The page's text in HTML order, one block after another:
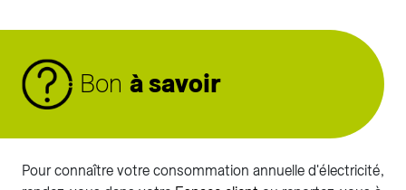
Bon à savoir
Pour connaître votre consommation annuelle d'électricité,